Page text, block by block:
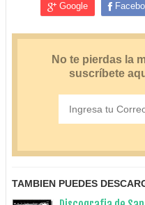
Google
TAMBIEN PUEDES